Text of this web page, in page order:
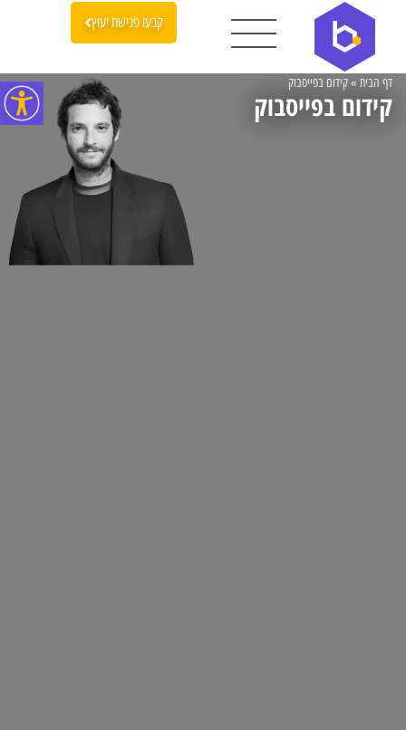
קבעו פגישת יעוץ
דף הבית »קידום בפייסבוק
קידום בפייסבוק